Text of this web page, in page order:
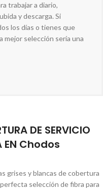
trabajar a diario,
y descarga. Si
los días o tienes que
mejor selección sería una
DE SERVICIO
EN Chodos
grises y blancas de cobertura
selección de fibra para